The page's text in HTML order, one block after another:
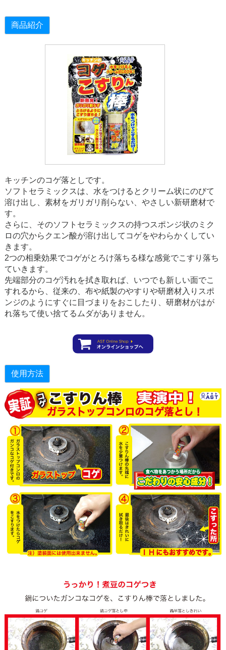
商品紹介
キッチンのコゲ落としです。
ソフトセラミックスは、水をつけるとクリーム状にのびて
溶け出し、素材をガリガリ削らない、やさしい新研磨材で
す。
さらに、そのソフトセラミックスの持つスポンジ状のミク
ロの穴からクエン酸が溶け出してコゲをやわらかくしてい
きます。
2つの相乗効果でコゲがとろけ落ちる様な感覚でこすり落ち
ていきます。
先端部分のコゲ汚れを拭き取れば、いつでも新しい面でこ
すれるから、従来の、布や紙製のやすりや研磨材入りスポ
ンジのようにすぐに目づまりをおこしたり、研磨材がはが
れ落ちて使い捨てるムダがありません。
使用方法